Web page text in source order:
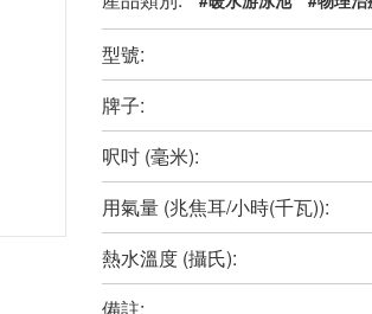
型號:
牌子:
呎吋 (毫米):
用氣量 (兆焦耳/小時(千瓦)):
熱水溫度 (攝氏):